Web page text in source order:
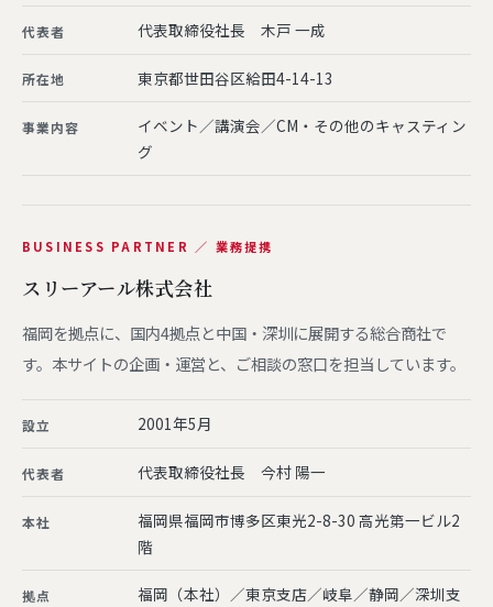
代表者 代表取締役社長 木戸 一成
所在地 東京都世田谷区給田4-14-13
事業内容
イベント／講演会／CM・その他のキャスティン
グ
BUSINESS PARTNER ／ 業務提携
スリーアール株式会社
福岡を拠点に、国内4拠点と中国・深圳に展開する総合商社で
す。本サイトの企画・運営と、ご相談の窓口を担当しています。
設立 2001年5月
代表者 代表取締役社長 今村 陽一
本社
福岡県福岡市博多区東光2-8-30 高光第一ビル2
階
拠点
福岡（本社）／東京支店／岐阜／静岡／深圳支